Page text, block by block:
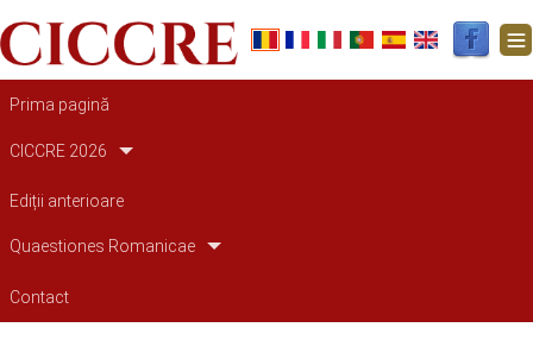
Main navigation
Prima pagină
CICCRE 2026
Ediții anterioare
Quaestiones Romanicae
Contact